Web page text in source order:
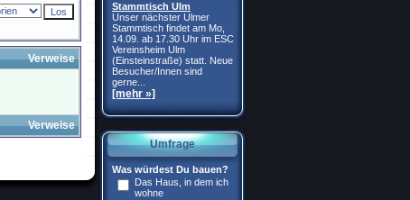
Verweise
Verweise
Stammtisch Ulm
Unser nächster Ulmer
Stammtisch findet am Mo,
14.09. ab 17.30 Uhr im ESC
Vereinsheim Ulm
(Einsteinstraße) statt. Neue
Besucher/Innen sind
gerne...
[mehr »]
Umfrage
Was würdest Du bauen?
Das Haus, in dem ich
wohne